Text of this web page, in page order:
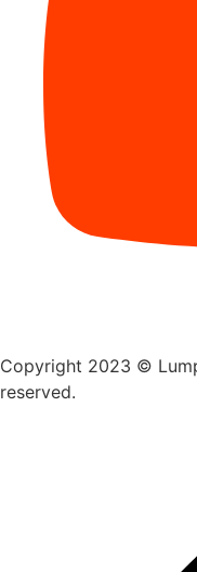
Copyright 2023 ©
reserved.